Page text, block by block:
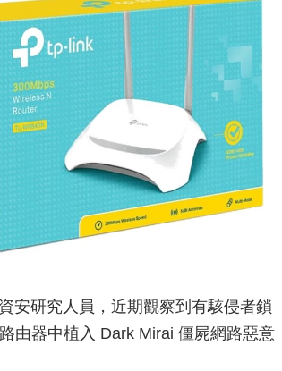
安研究人員，近期觀察到有駭侵者鎖
由器中植入 Dark Mirai 僵屍網路惡意